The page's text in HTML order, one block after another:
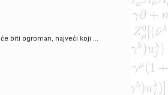
biti ogroman, najveći koji ...